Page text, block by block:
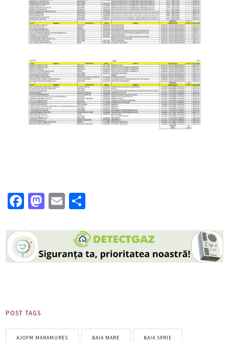
Facebook
Mastodon
Email
POST TAGS
AJOFM MARAMURES BAIA MARE BAIA SPRIE